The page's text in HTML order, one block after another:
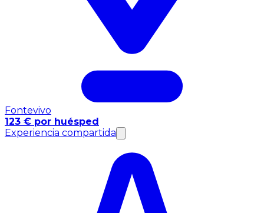
Fontevivo
123 € por huésped
Experiencia compartida